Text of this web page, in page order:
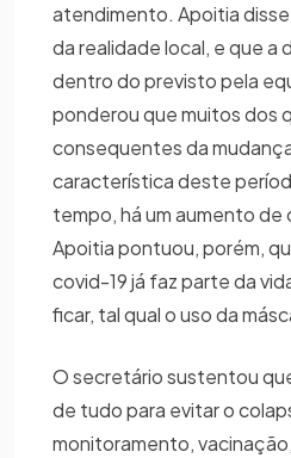
atendimento. Apoitia
da realidade local, e que a
dentro do previsto pela
ponderou que muitos dos
consequentes da
característica deste
tempo, há um aumento de
Apoitia pontuou, porém,
covid-19 já faz parte da
ficar, tal qual o uso da
O secretário sustentou
de tudo para evitar o
monitoramento,